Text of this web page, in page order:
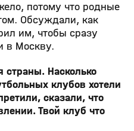
потому что родные
Обсуждали, как
им, чтобы сразу
в Москву.
Насколько
клубов хотели
сказали, что
Твой клуб что